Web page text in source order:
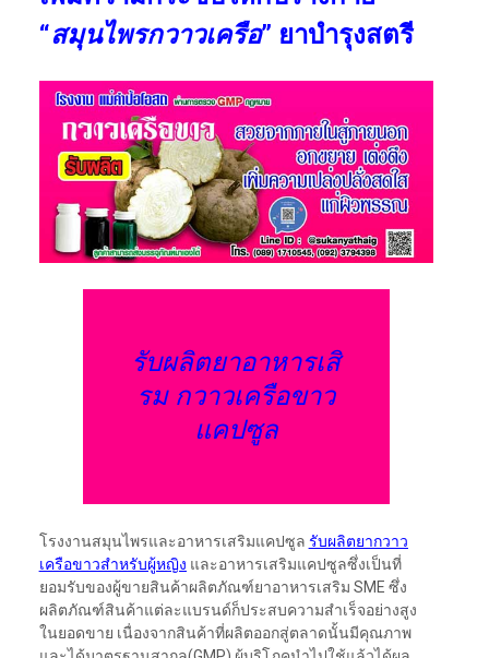
“สมุนไพรกวาวเครือ” ยาบำรุงสตรี
รับผลิตยาอาหารเสิ
รม กวาวเครือขาว
แคปซูล
โรงงานสมุนไพรและอาหารเสริมแคปซูล รับผลิตยากวาว
เครือขาวสำหรับผู้หญิง และอาหารเสริมแคปซูลซึ่งเป็นที่
ยอมรับของผู้ขายสินค้าผลิตภัณฑ์ยาอาหารเสริม SME ซึ่ง
ผลิตภัณฑ์สินค้าแต่ละแบรนด์ก็ประสบความสำเร็จอย่างสูง
ในยอดขาย เนื่องจากสินค้าที่ผลิตออกสู่ตลาดนั้นมีคุณภาพ